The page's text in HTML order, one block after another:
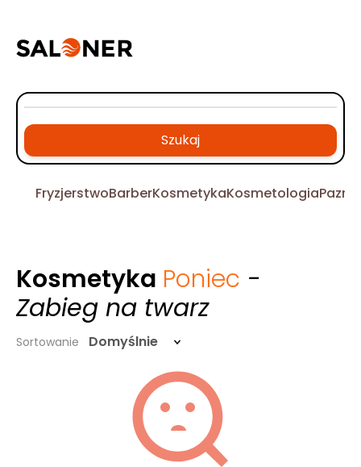
Szukaj
FryzjerstwoBarberKosmetykaKosmetologia
Kosmetyka Poniec -
Zabieg na twarz
Sortowanie Domyślnie